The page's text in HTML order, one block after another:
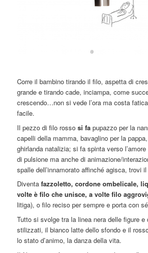
Corre il bambino tirando il filo, aspetta di
grande e tirando cade, inciampa, come
crescendo…non si vede l’ora ma costa
facile.
Il pezzo di filo rossosi fa pupazzo per la
capelli della mamma, bavaglino per la
ghirlanda natalizia; si fa spinta verso
di pulsione ma anche di animazione/
spalle dell’innamorato affinché agisca, trovi
Diventafazzoletto, cordone ombelicale,
volte è filo che unisce, a volte filo
litiga), o filo reciso per sempre e porta con
Tutto si svolge tra la linea nera delle figure e
stilizzati, il bianco latte dello sfondo e il
lo stato d’animo, la danza della vita.